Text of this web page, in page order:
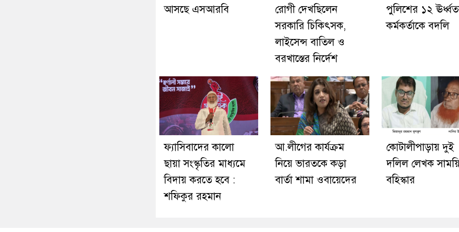
আসছে এসআরবি
রোগী দেখছিলেন
সরকারি চিকিৎসক,
লাইসেন্স বাতিল ও
বরখাস্তের নির্দেশ
পুলিশের ১২
কর্মকর্তাকে বদলি
ফ্যাসিবাদের কালো
ছায়া সংস্কৃতির মাধ্যমে
বিদায় করতে হবে :
শফিকুর রহমান
আ.লীগের কার্যক্রম
নিয়ে ভারতকে কড়া
বার্তা শামা ওবায়েদের
কোটালীপাড়ায় দুই
দলিল লেখক
বহিস্কার